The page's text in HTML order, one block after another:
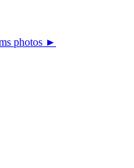
photos ►